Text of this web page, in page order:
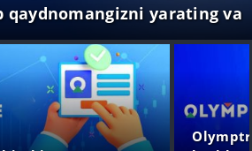
qaydnomangizni yarating va